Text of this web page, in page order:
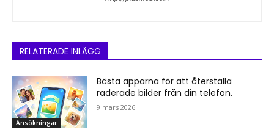
RELATERADE INLÄGG
Ansökningar
Bästa apparna för att återställa
raderade bilder från din telefon.
9 mars 2026